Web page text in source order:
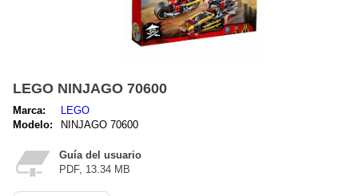
LEGO NINJAGO 70600
Marca:
LEGO
Modelo:
NINJAGO 70600
Guía del usuario
PDF, 13.34 MB